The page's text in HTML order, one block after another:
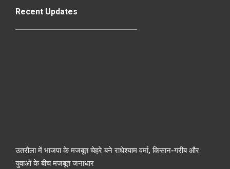
Recent Updates
उतरौला में भाजपा के मजबूत चेहरे बने राधेश्याम वर्मा, किसान-गरीब और
युवाओं के बीच मजबूत जनाधार